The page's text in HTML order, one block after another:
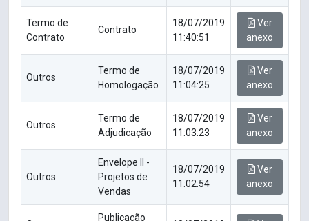
Termo de
Contrato
Contrato
18/07/2019
11:40:51
Ver
anexo
Outros
Termo de
Homologação
18/07/2019
11:04:25
Ver
anexo
Outros
Termo de
Adjudicação
18/07/2019
11:03:23
Ver
anexo
Outros
Envelope II -
Projetos de
Vendas
18/07/2019
11:02:54
Ver
anexo
Publicação